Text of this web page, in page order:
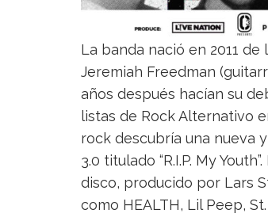
La banda nació en 2011
Jeremiah Freedman
años después hacían su
listas de Rock Alternativo
rock descubría una nueva
3.0 titulado “R.I.P. My
disco, producido por Lars
como HEALTH, Lil Peep,